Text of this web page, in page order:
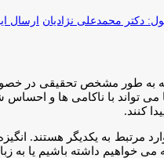
دکتر محمدعلی نژادیان ارسال
به طور مشخص تحقیقی در
با ناکامی ها و
کنند.
به یکدیگر هستند.
داشته باشیم یا به